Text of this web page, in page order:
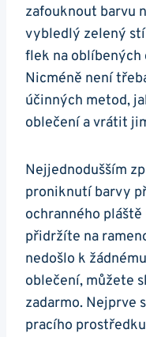
zafouknout barvu
vybledlý zelený
flek na
Nicméně není
účinných metod,
oblečení a vrátit
Nejjednodušším
proniknutí barvy
ochranného
přidržíte na
nedošlo k
oblečení, můžete
zadarmo. Nejprve
pracího